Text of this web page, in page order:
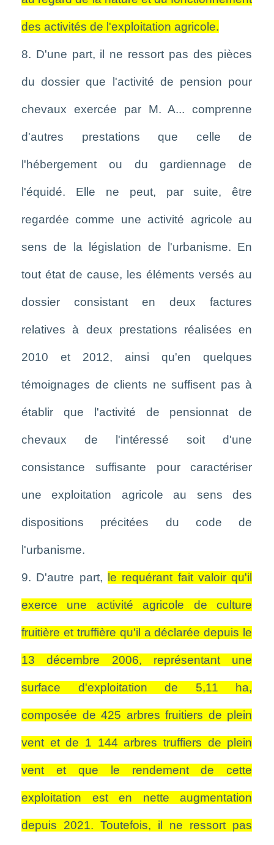
des activités de l'exploitation agricole.
8. D'une part, il ne ressort pas des pièces
du dossier que l'activité de pension pour
chevaux exercée par M. A... comprenne
d'autres prestations que celle de
l'hébergement ou du gardiennage de
l'équidé. Elle ne peut, par suite, être
regardée comme une activité agricole au
sens de la législation de l'urbanisme. En
tout état de cause, les éléments versés au
dossier consistant en deux factures
relatives à deux prestations réalisées en
2010 et 2012, ainsi qu'en quelques
témoignages de clients ne suffisent pas à
établir que l'activité de pensionnat de
chevaux de l'intéressé soit d'une
consistance suffisante pour caractériser
une exploitation agricole au sens des
dispositions précitées du code de
l'urbanisme.
9. D'autre part, le requérant fait valoir qu'il
exerce une activité agricole de culture
fruitière et truffière qu'il a déclarée depuis le
13 décembre 2006, représentant une
surface d'exploitation de 5,11 ha,
composée de 425 arbres fruitiers de plein
vent et de 1 144 arbres truffiers de plein
vent et que le rendement de cette
exploitation est en nette augmentation
depuis 2021. Toutefois, il ne ressort pas